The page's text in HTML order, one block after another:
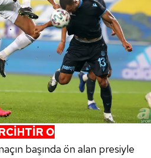
O
başında ön alan presiyle